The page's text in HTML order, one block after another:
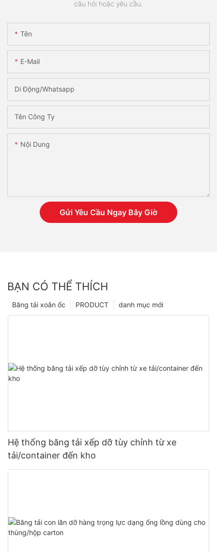
câu hỏi hoặc yêu cầu.
Tên
E-Mail
Di Động/Whatsapp
Tên Công Ty
Nội Dung
Gửi Yêu Cầu Ngay Bây Giờ
BẠN CÓ THỂ THÍCH
danh mục mới
PRODUCT
Băng tải xoắn ốc
Hệ thống băng tải xếp dỡ tùy chỉnh từ xe
tải/container đến kho